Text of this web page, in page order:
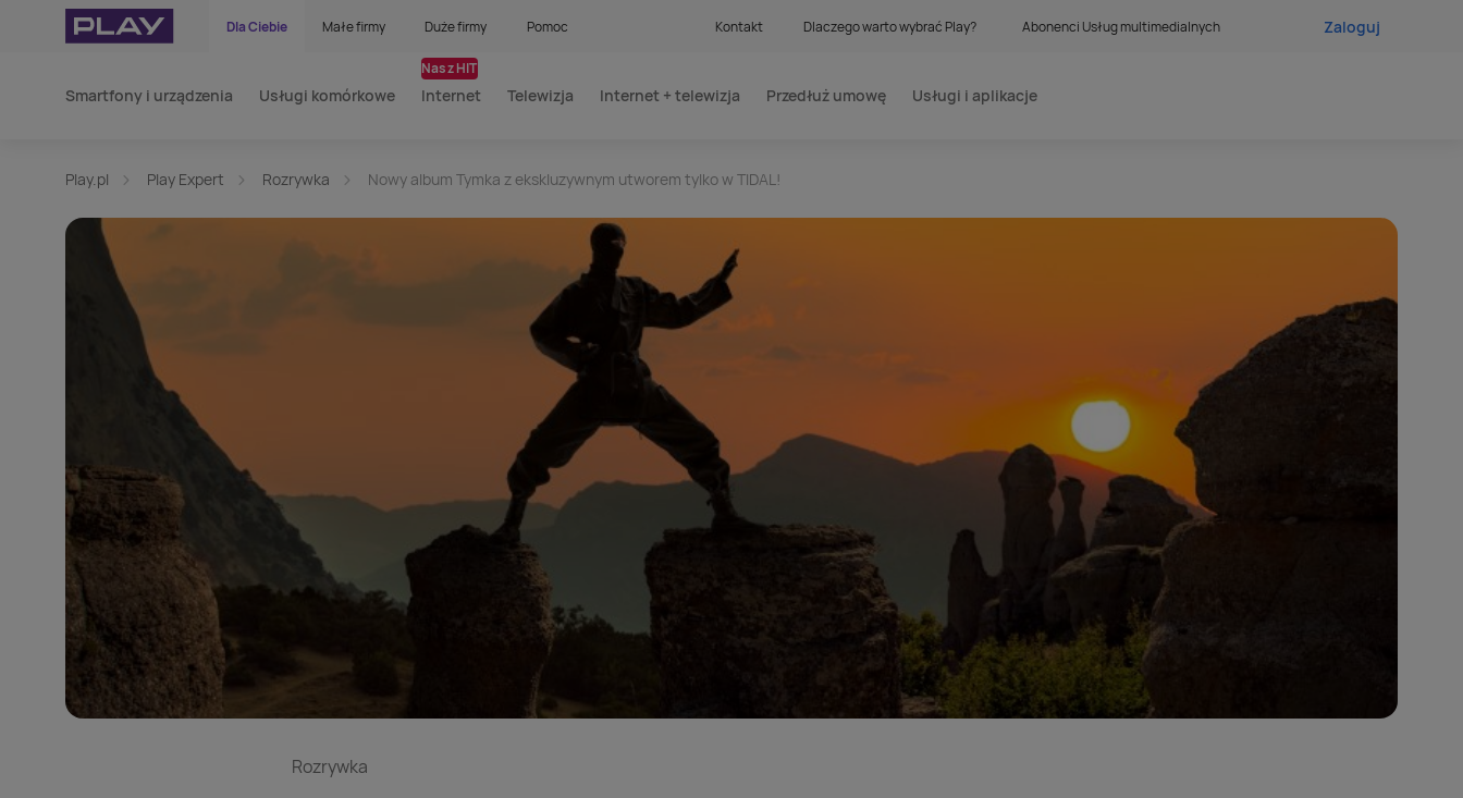
Dla Ciebie Małe firmy Duże firmy Pomoc Kontakt Dlaczego warto wybrać Play? Abonenci Usług multimedialnych Zaloguj
Smartfony i urządzenia Usługi komórkowe Internet
Nasz HIT
Telewizja Internet + telewizja Przedłuż umowę Usługi i aplikacje
Play.pl Play Expert Rozrywka Nowy album Tymka z ekskluzywnym utworem tylko w TIDAL!
Rozrywka